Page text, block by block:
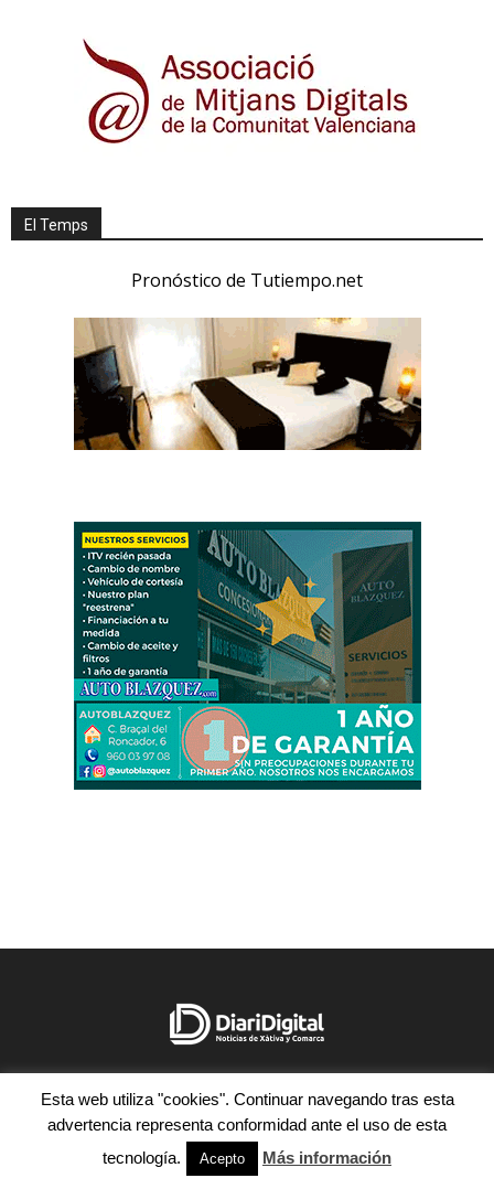
El Temps
Pronóstico de Tutiempo.net
Esta web utiliza "cookies". Continuar navegando tras esta
advertencia representa conformidad ante el uso de esta
tecnología.
Acepto Más información